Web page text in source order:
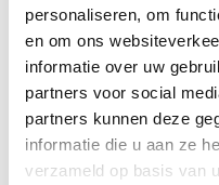
personaliseren, om
en om ons
informatie over uw
partners voor social
partners kunnen deze
informatie die u aan ze
verzameld op basis van